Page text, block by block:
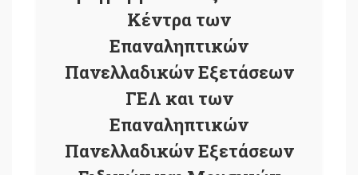
Κέντρα των
Επαναληπτικών
Πανελλαδικών Εξετάσεων
ΓΕΛ και των
Επαναληπτικών
Πανελλαδικών Εξετάσεων